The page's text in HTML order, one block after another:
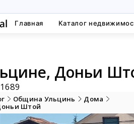
Главная Каталог
Доньи
Община Ульцинь
Дома
Штой